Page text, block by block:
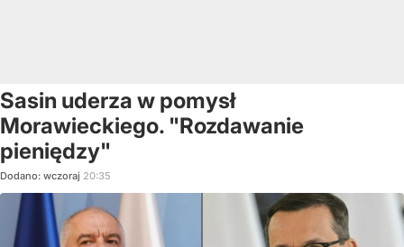
Sasin uderza w pomysł
Morawieckiego. "Rozdawanie
pieniędzy"
Dodano: wczoraj 20:35